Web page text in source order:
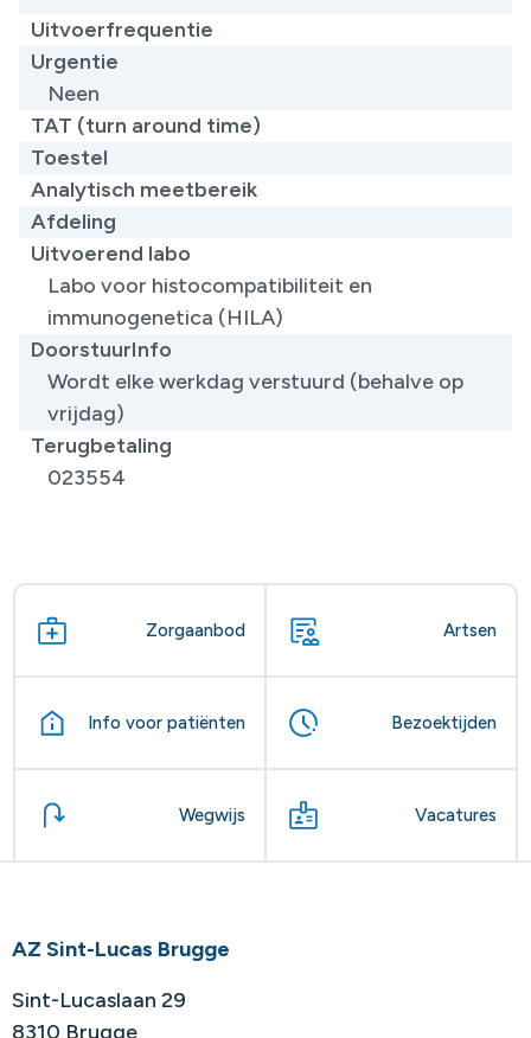
Uitvoerfrequentie
Urgentie
Neen
TAT (turn around time)
Toestel
Analytisch meetbereik
Afdeling
Uitvoerend labo
Labo voor histocompatibiliteit en
immunogenetica (HILA)
DoorstuurInfo
Wordt elke werkdag verstuurd (behalve op
vrijdag)
Terugbetaling
023554
Zorgaanbod Artsen
Info voor patiënten Bezoektijden
Wegwijs Vacatures
AZ Sint-Lucas Brugge
Sint-Lucaslaan 29
8310 Brugge